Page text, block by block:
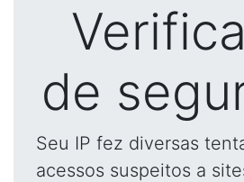
de
Seu IP fez diversas
acessos suspeitos a